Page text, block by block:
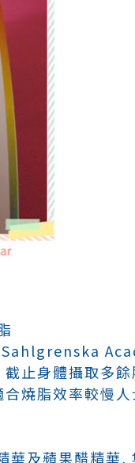
Sahlgrenska
止身體攝取多
燒脂效率較慢人
華及蘋果醋精華